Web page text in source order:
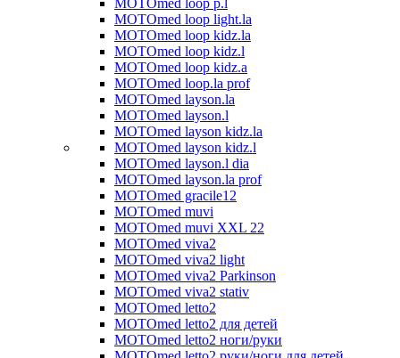
MOTOmed loop p.l
MOTOmed loop light.la
MOTOmed loop kidz.la
MOTOmed loop kidz.l
MOTOmed loop kidz.a
MOTOmed loop.la prof
MOTOmed layson.la
MOTOmed layson.l
MOTOmed layson kidz.la
MOTOmed layson kidz.l
MOTOmed layson.l dia
MOTOmed layson.la prof
MOTOmed gracile12
MOTOmed muvi
MOTOmed muvi XXL 22
MOTOmed viva2
MOTOmed viva2 light
MOTOmed viva2 Parkinson
MOTOmed viva2 stativ
MOTOmed letto2
MOTOmed letto2 для детей
MOTOmed letto2 ноги/руки